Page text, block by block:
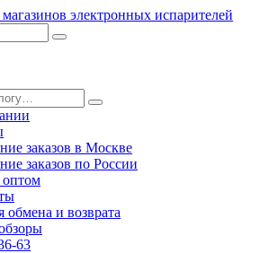
электронных испарителей
заказов в Москве
заказов по России
обмена и возврата
63